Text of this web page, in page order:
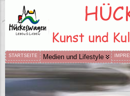
STARTSEITE Medien und Lifestyle